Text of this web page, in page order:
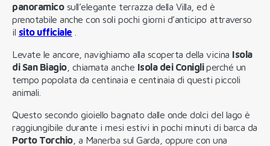
panoramicosull’elegante terrazza della Villa, ed è
prenotabile anche con soli pochi giorni d’anticipo attraverso
il sito ufficiale
Levate le ancore, navighiamo alla scoperta della vicina Isola
di San Biagio, chiamata anche Isola dei Conigliperché un
tempo popolata da centinaia e centinaia di questi piccoli
animali.
Questo secondo gioiello bagnato dalle onde dolci del lago è
raggiungibile durante i mesi estivi in pochi minuti di barca da
Porto Torchio, a Manerba sul Garda, oppure con una